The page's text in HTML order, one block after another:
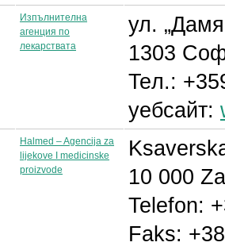
Изпълнителна
агенция по
лекарствата
ул.
1303
Teл.:
уебсайт:
Halmed – Agencija za
lijekove I medicinske
proizvode
10 000
Telefon:
Faks: